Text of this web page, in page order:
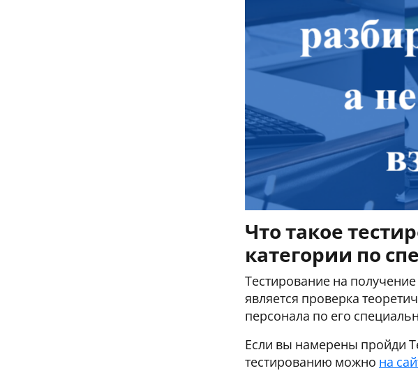
Что такое
категории по
Тестирование на
является проверка
персонала по его
Если вы намерены пройди
тестированию можно на